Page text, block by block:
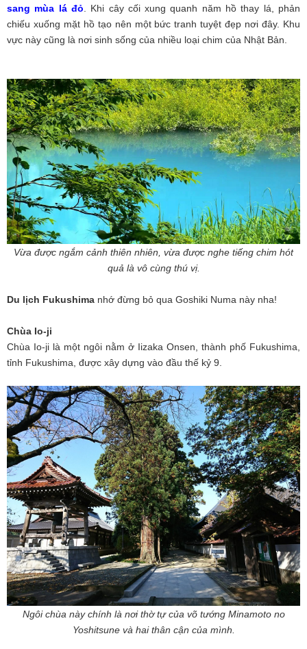
sang mùa lá đỏ . Khi cây cối xung quanh năm hồ thay lá, phản
chiếu xuống mặt hồ tạo nên một bức tranh tuyệt đẹp nơi đây. Khu
vực này cũng là nơi sinh sống của nhiều loại chim của Nhật Bản.
Vừa được ngắm cảnh thiên nhiên, vừa được nghe tiếng chim hót
quả là vô cùng thú vị.
Du lịch Fukushima nhớ đừng bỏ qua Goshiki Numa này nha!
Chùa Io-ji
Chùa Io-ji là một ngôi nằm ở Iizaka Onsen, thành phố Fukushima,
tỉnh Fukushima, được xây dựng vào đầu thế kỷ 9.
Ngôi chùa này chính là nơi thờ tự của võ tướng Minamoto no
Yoshitsune và hai thân cận của mình.